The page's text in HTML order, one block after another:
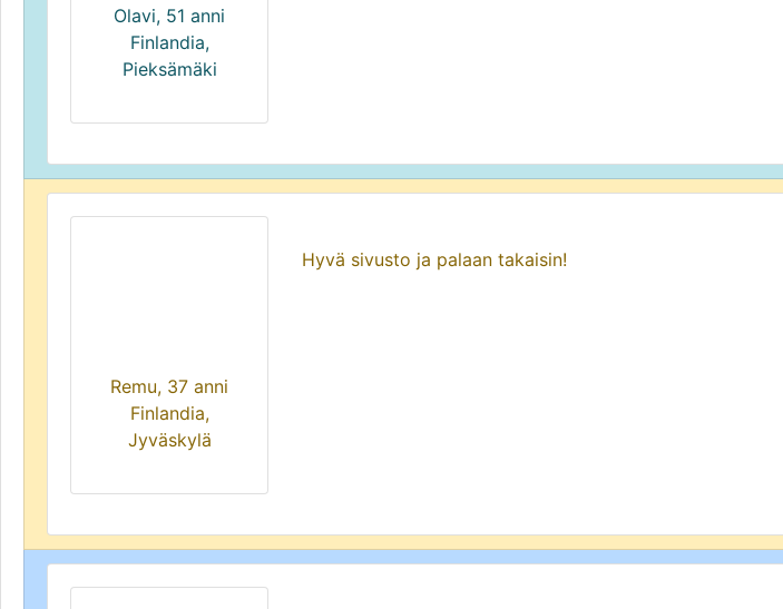
Olavi, 51 anni
Finlandia,
Pieksämäki
Remu, 37 anni
Finlandia,
Jyväskylä
Hyvä sivusto ja palaan takaisin!